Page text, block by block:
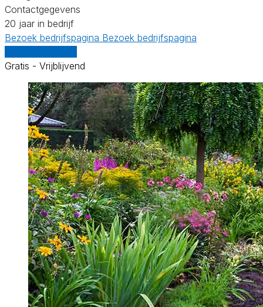
Contactgegevens
20 jaar in bedrijf
Bezoek bedrijfspagina Bezoek bedrijfspagina
Gratis - Vrijblijvend